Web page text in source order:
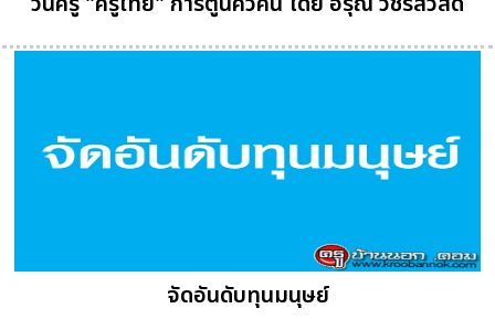
จัดอันดับทุนมนุษย์